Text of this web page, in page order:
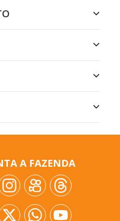
A FAZENDA